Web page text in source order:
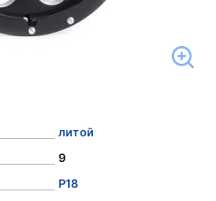
литой
9
Р18